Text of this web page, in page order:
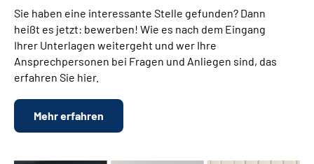
Sie haben eine interessante Stelle gefunden? Dann
heißt es jetzt: bewerben! Wie es nach dem Eingang
Ihrer Unterlagen weitergeht und wer Ihre
Ansprechpersonen bei Fragen und Anliegen sind, das
erfahren Sie hier.
Mehr erfahren